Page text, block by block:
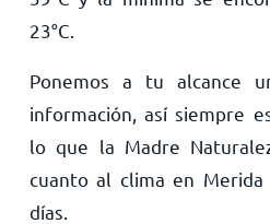
23°C
Ponemos a tu alcance
información, así siempre
lo que la Madre
cuanto al clima en
días.